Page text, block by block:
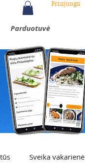
Prisijungti
Parduotuvė
Sveika vakarienė